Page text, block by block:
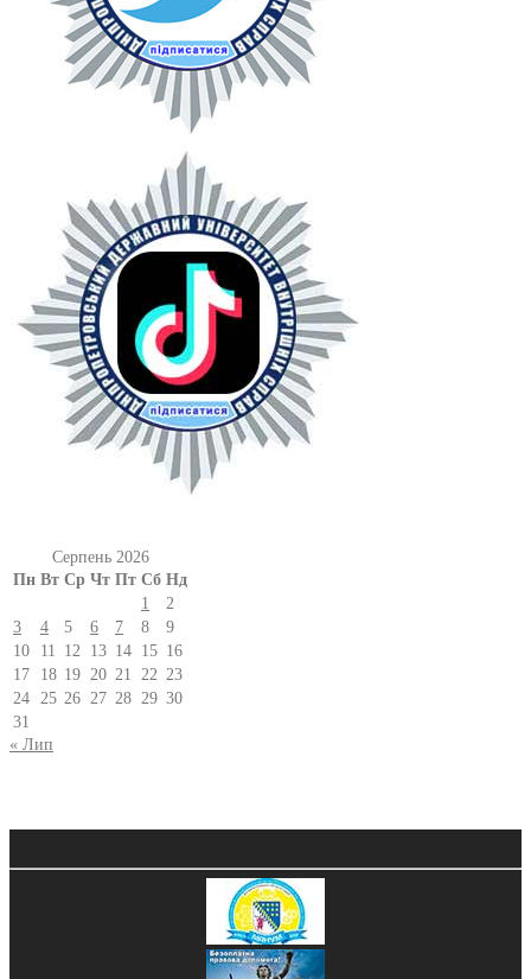
Серпень 2026
Пн Вт Ср Чт Пт Сб Нд
1
2
3
4 5 6 7 8
9
10
11 12 13 14 15 16
17
18 19 20 21 22 23
24
25 26 27 28 29 30
31
« Лип